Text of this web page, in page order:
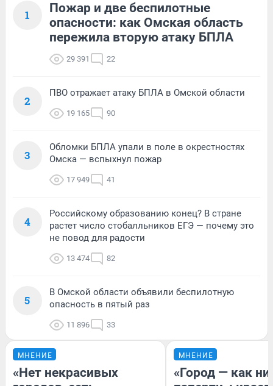
1
Пожар и две беспилотные
опасности: как Омская область
пережила вторую атаку БПЛА
29 391 22
2
ПВО отражает атаку БПЛА в Омской области
19 165 90
3
Обломки БПЛА упали в поле в окрестностях
Омска — вспыхнул пожар
17 949 41
4
Российскому образованию конец? В стране
растет число стобалльников ЕГЭ — почему это
не повод для радости
13 474 82
5
В Омской области объявили беспилотную
опасность в пятый раз
11 896 33
МНЕНИЕ
«Нет некрасивых
МНЕНИЕ
«Город — как